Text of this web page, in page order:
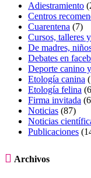
Adiestramiento
Centros
Cuarentena (7)
Cursos, talleres
De madres,
Debates en
Deporte canino
Etología canina
Etología felina
Firma invitada
Noticias (87)
Noticias
Publicaciones
 Archivos